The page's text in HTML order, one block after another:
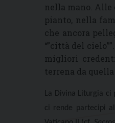
nella mano. Alle
pianto, nella
che ancora
“”città del
migliori
terrena da quella
La Divina Liturgia
ci rende partecipi